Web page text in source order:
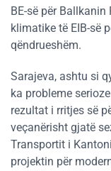
BE-së për
klimatike të EIB-së
qëndrueshëm.
Sarajeva, ashtu si
ka probleme
rezultat i rritjes së
veçanërisht gjatë
Transportit i
projektin për